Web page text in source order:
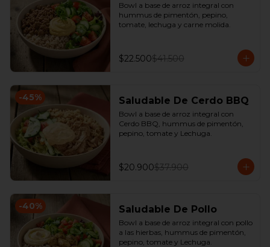
Bowl a base de arroz integral con
hummus de pimentón, pepino,
tomate, lechuga y carne molida.
$22.500$41.500
-45% Saludable De Cerdo BBQ
Bowl a base de arroz integral con
Cerdo BBQ, hummus de pimentón,
pepino, tomate y Lechuga.
$20.900$37.900
-40% Saludable De Pollo
Bowl a base de arroz integral con pollo
a las hierbas, hummus de pimentón,
pepino, tomate y Lechuga.